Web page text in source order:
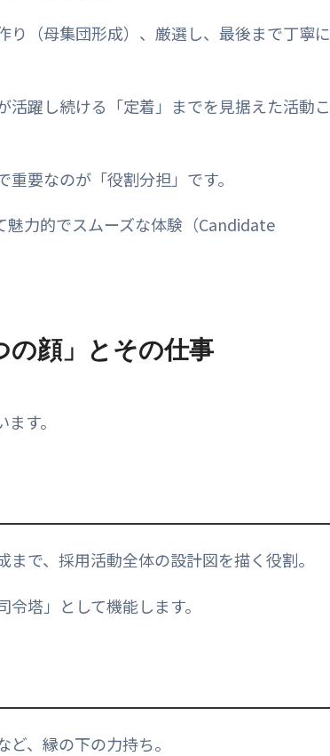
（母集団形成）、厳選し、最後まで丁寧に
躍し続ける「定着」までを見据えた活動こ
要なのが「役割分担」です。
魅力的でスムーズな体験（Candidate
の顔」とその仕事
す。
で、採用活動全体の設計図を描く役割。
塔」として機能します。
、縁の下の力持ち。